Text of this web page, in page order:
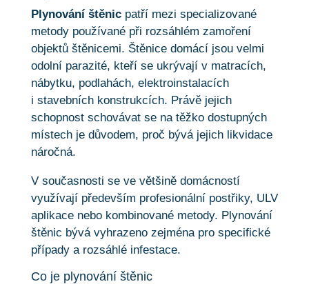
Plynování štěnicpatří mezi specializované
metody používané při rozsáhlém zamoření
objektů štěnicemi. Štěnice domácí jsou velmi
odolní parazité, kteří se ukrývají v matracích,
nábytku, podlahách, elektroinstalacích
i stavebních konstrukcích. Právě jejich
schopnost schovávat se na těžko dostupných
místech je důvodem, proč bývá jejich likvidace
náročná.
V současnosti se ve většině domácností
využívají především profesionální postřiky, ULV
aplikace nebo kombinované metody. Plynování
štěnic bývá vyhrazeno zejména pro specifické
případy a rozsáhlé infestace.
Co je plynování štěnic